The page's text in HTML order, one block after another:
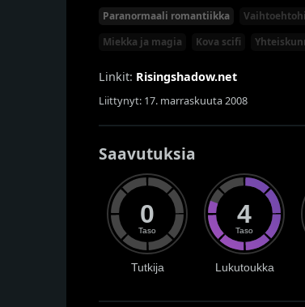
Paranormaali romantiikka
Miekka ja magia
Kova scifi
Linkit: Risingshadow.net
Liittynyt: 17. marraskuuta 2008
Saavutuksia
0
Taso
Tutkija
4
Taso
Lukutoukka